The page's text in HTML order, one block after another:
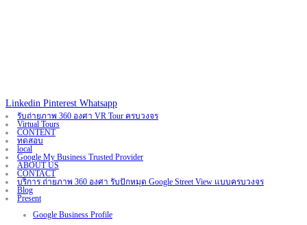
Linkedin Pinterest Whatsapp
รับถ่ายภาพ 360 องศา VR Tour ครบวงจร
Virtual Tours
CONTENT
ทดสอบ
local
Google My Business Trusted Provider
ABOUT US
CONTACT
บริการ ถ่ายภาพ 360 องศา รับปักหมุด Google Street View แบบครบวงจร
Blog
Present
Google Business Profile